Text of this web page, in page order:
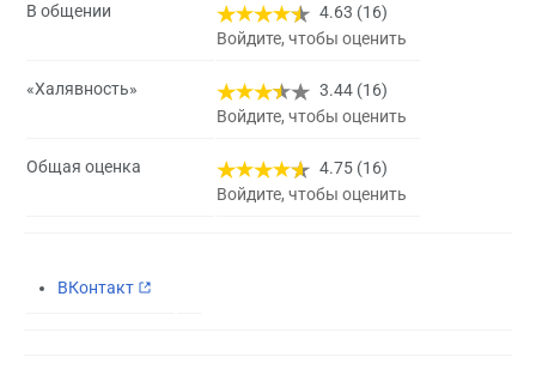
В общении
4.63 (16)
Войдите, чтобы оценить
«Халявность»
3.44 (16)
Войдите, чтобы оценить
Общая оценка
4.75 (16)
Войдите, чтобы оценить
ВКонтакт